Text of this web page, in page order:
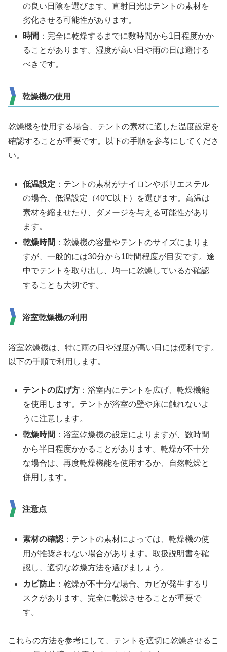
の良い日陰を選びます。直射日光はテントの素材を
劣化させる可能性があります。
時間 ：完全に乾燥するまでに数時間から1日程度かか
ることがあります。湿度が高い日や雨の日は避ける
べきです。
乾燥機の使用
乾燥機を使用する場合、テントの素材に適した温度設定を
確認することが重要です。以下の手順を参考にしてくださ
い。
低温設定 ：テントの素材がナイロンやポリエステル
の場合、低温設定（40℃以下）を選びます。高温は
素材を縮ませたり、ダメージを与える可能性があり
ます。
乾燥時間 ：乾燥機の容量やテントのサイズによりま
すが、一般的には30分から1時間程度が目安です。途
中でテントを取り出し、均一に乾燥しているか確認
することも大切です。
浴室乾燥機の利用
浴室乾燥機は、特に雨の日や湿度が高い日には便利です。
以下の手順で利用します。
テントの広げ方 ：浴室内にテントを広げ、乾燥機能
を使用します。テントが浴室の壁や床に触れないよ
うに注意します。
乾燥時間 ：浴室乾燥機の設定によりますが、数時間
から半日程度かかることがあります。乾燥が不十分
な場合は、再度乾燥機能を使用するか、自然乾燥と
併用します。
注意点
素材の確認 ：テントの素材によっては、乾燥機の使
用が推奨されない場合があります。取扱説明書を確
認し、適切な乾燥方法を選びましょう。
カビ防止 ：乾燥が不十分な場合、カビが発生するリ
スクがあります。完全に乾燥させることが重要で
す。
これらの方法を参考にして、テントを適切に乾燥させるこ